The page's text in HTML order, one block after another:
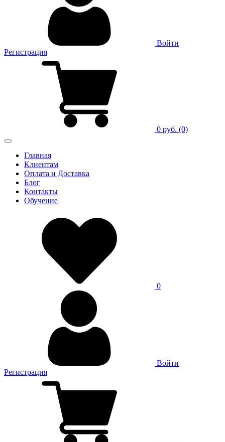
Войти
Регистрация
0 руб. (0)
Главная
Клиентам
Оплата и Доставка
Блог
Контакты
Обучение
0
Войти
Регистрация